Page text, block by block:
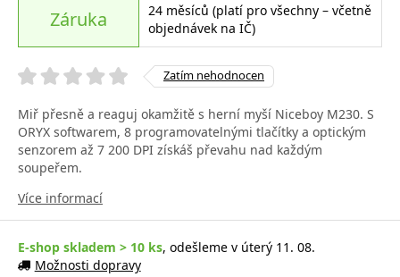
Záruka
24 měsíců (platí pro všechny – včetně
objednávek na IČ)
Zatím nehodnocen
Miř přesně a reaguj okamžitě s herní myší Niceboy M230. S
ORYX softwarem, 8 programovatelnými tlačítky a optickým
senzorem až 7 200 DPI získáš převahu nad každým
soupeřem.
Více informací
E-shop skladem > 10 ks, odešleme v úterý 11. 08.
Možnosti dopravy